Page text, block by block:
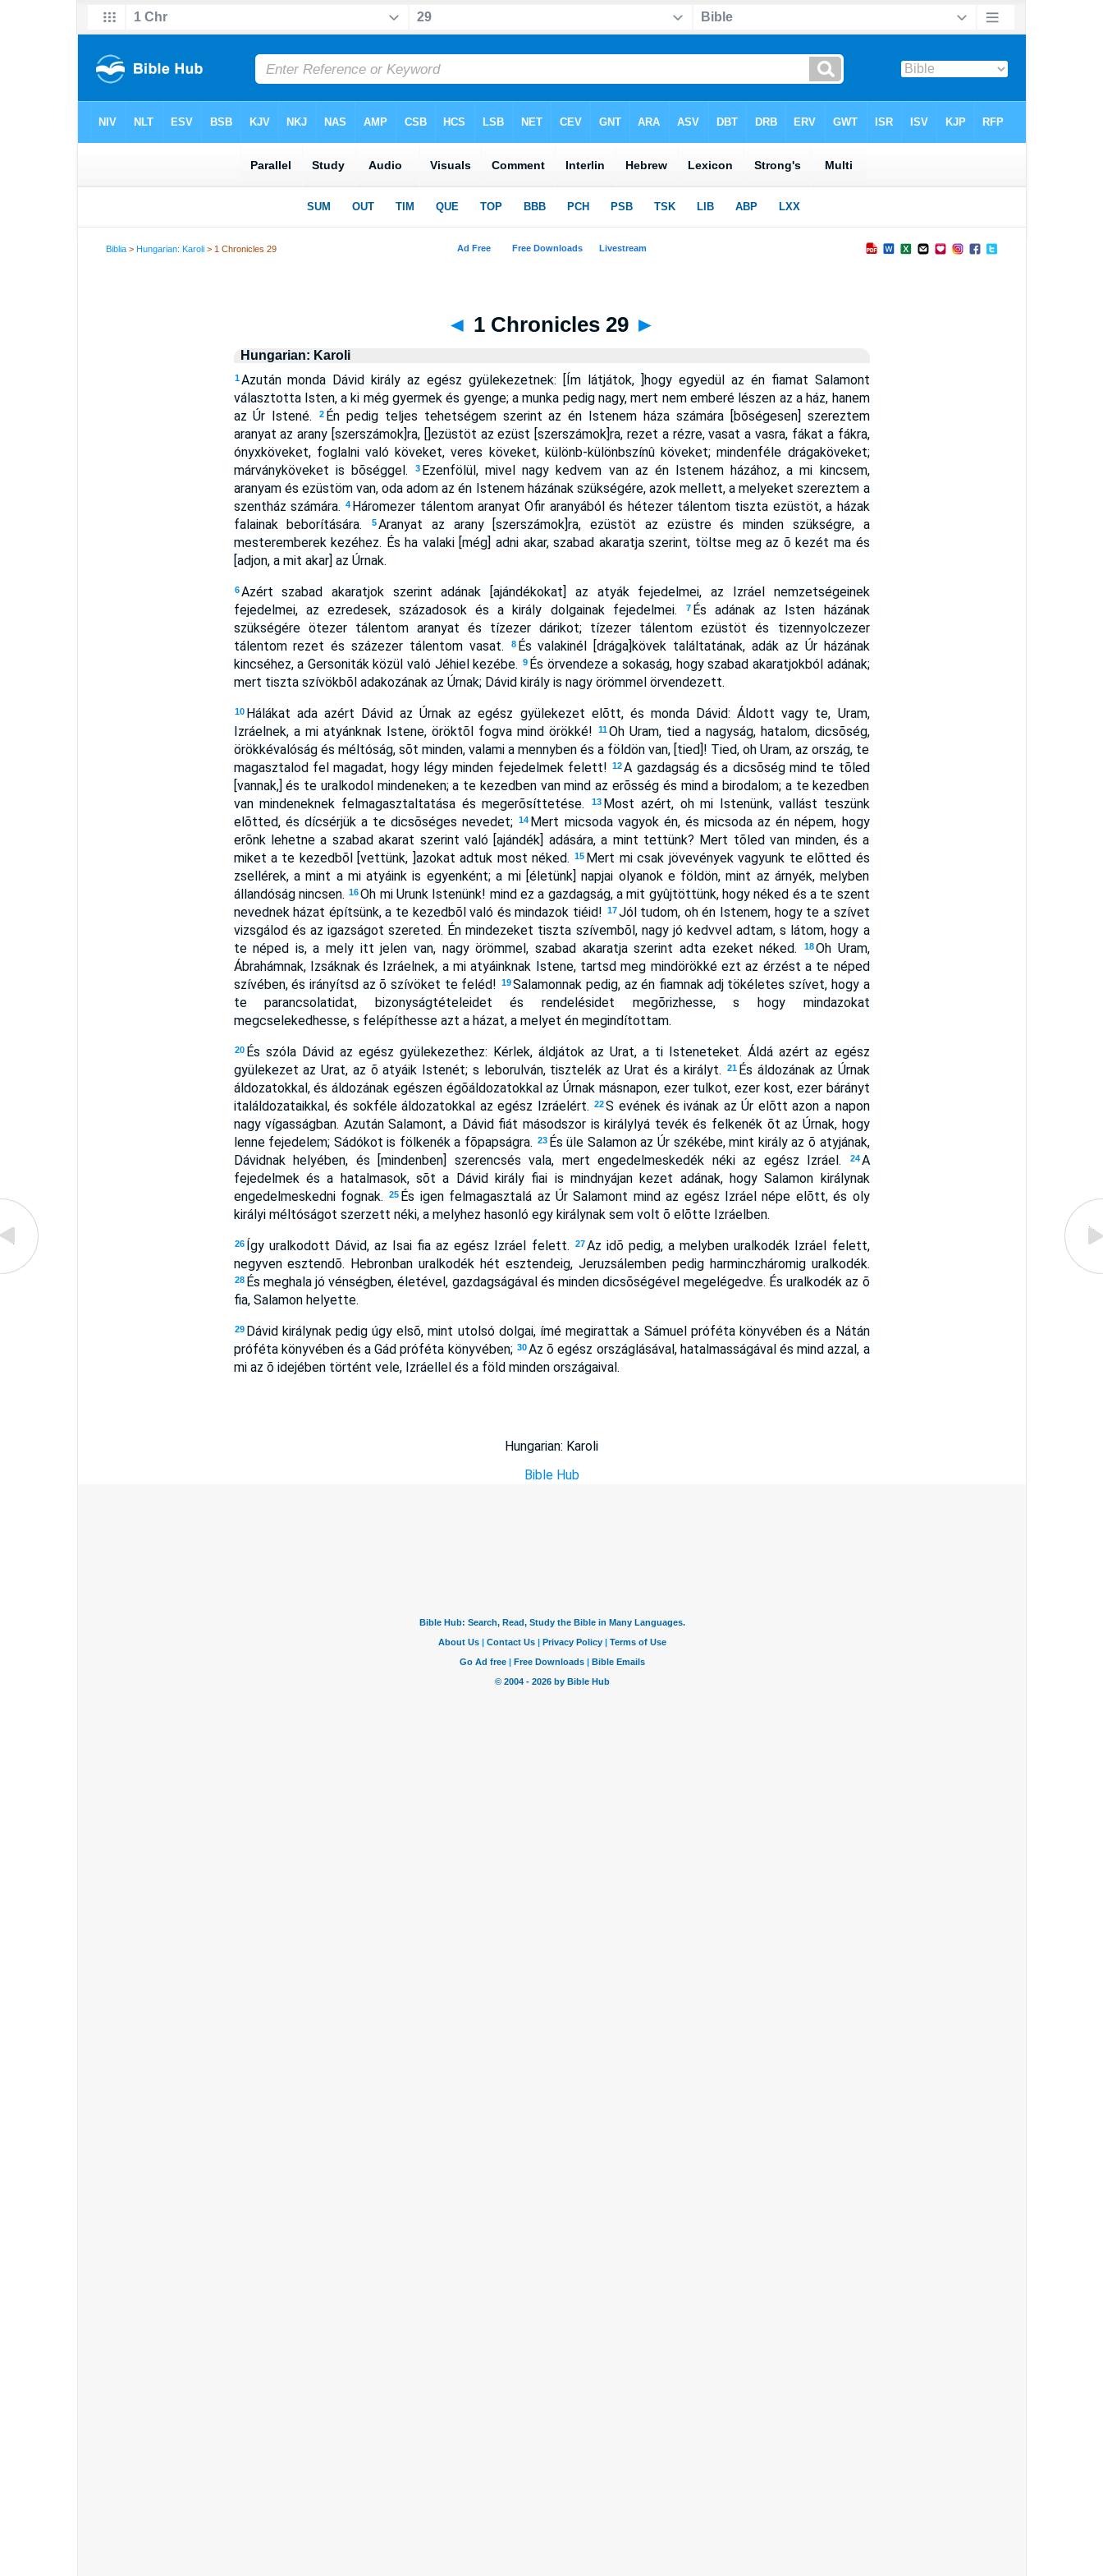
Biblia >Hungarian: Karoli > 1 Chronicles 29
◄ 1 Chronicles 29 ►
Hungarian: Karoli
1 Azután monda Dávid király az egész gyülekezetnek: [Ím látjátok, ]hogy egyedül az én fiamat Salamont
választotta Isten, a ki még gyermek és gyenge; a munka pedig nagy, mert nem emberé lészen az a ház, hanem
az Úr Istené.
2 Én pedig teljes tehetségem szerint az én Istenem háza számára [bõségesen] szereztem
aranyat az arany [szerszámok]ra, []ezüstöt az ezüst [szerszámok]ra, rezet a rézre, vasat a vasra, fákat a fákra,
ónyxköveket, foglalni való köveket, veres köveket, különb-különbszínû köveket; mindenféle drágaköveket;
márványköveket is bõséggel.
3 Ezenfölül, mivel nagy kedvem van az én Istenem házához, a mi kincsem,
aranyam és ezüstöm van, oda adom az én Istenem házának szükségére, azok mellett, a melyeket szereztem a
szentház számára.
4 Háromezer tálentom aranyat Ofir aranyából és hétezer tálentom tiszta ezüstöt, a házak
falainak beborítására.
5Aranyat az arany [szerszámok]ra, ezüstöt az ezüstre és minden szükségre, a
mesteremberek kezéhez. És ha valaki [még] adni akar, szabad akaratja szerint, töltse meg az õ kezét ma és
[adjon, a mit akar] az Úrnak.
6 Azért szabad akaratjok szerint adának [ajándékokat] az atyák fejedelmei, az Izráel nemzetségeinek
fejedelmei, az ezredesek, századosok és a király dolgainak fejedelmei.
7 És adának az Isten házának
szükségére ötezer tálentom aranyat és tízezer dárikot; tízezer tálentom ezüstöt és tizennyolczezer
tálentom rezet és százezer tálentom vasat.
8 És valakinél [drága]kövek találtatának, adák az Úr házának
kincséhez, a Gersoniták közül való Jéhiel kezébe. 9 És örvendeze a sokaság, hogy szabad akaratjokból adának;
mert tiszta szívökbõl adakozának az Úrnak; Dávid király is nagy örömmel örvendezett.
10 Hálákat ada azért Dávid az Úrnak az egész gyülekezet elõtt, és monda Dávid: Áldott vagy te, Uram,
Izráelnek, a mi atyánknak Istene, öröktõl fogva mind örökké!
11 Oh Uram, tied a nagyság, hatalom, dicsõség,
örökkévalóság és méltóság, sõt minden, valami a mennyben és a földön van, [tied]! Tied, oh Uram, az ország, te
magasztalod fel magadat, hogy légy minden fejedelmek felett! 12A gazdagság és a dicsõség mind te tõled
[vannak,] és te uralkodol mindeneken; a te kezedben van mind az erõsség és mind a birodalom; a te kezedben
van mindeneknek felmagasztaltatása és megerõsíttetése.
13 Most azért, oh mi Istenünk, vallást teszünk
elõtted, és dícsérjük a te dicsõséges nevedet;
14 Mert micsoda vagyok én, és micsoda az én népem, hogy
erõnk lehetne a szabad akarat szerint való [ajándék] adására, a mint tettünk? Mert tõled van minden, és a
miket a te kezedbõl [vettünk, ]azokat adtuk most néked.
15 Mert mi csak jövevények vagyunk te elõtted és
zsellérek, a mint a mi atyáink is egyenként; a mi [életünk] napjai olyanok e földön, mint az árnyék, melyben
állandóság nincsen. 16Oh mi Urunk Istenünk! mind ez a gazdagság, a mit gyûjtöttünk, hogy néked és a te szent
nevednek házat építsünk, a te kezedbõl való és mindazok tiéid! 17Jól tudom, oh én Istenem, hogy te a szívet
vizsgálod és az igazságot szereted. Én mindezeket tiszta szívembõl, nagy jó kedvvel adtam, s látom, hogy a
te néped is, a mely itt jelen van, nagy örömmel, szabad akaratja szerint adta ezeket néked.
18Oh Uram,
Ábrahámnak, Izsáknak és Izráelnek, a mi atyáinknak Istene, tartsd meg mindörökké ezt az érzést a te néped
szívében, és irányítsd az õ szívöket te feléd! 19Salamonnak pedig, az én fiamnak adj tökéletes szívet, hogy a
te parancsolatidat, bizonyságtételeidet és rendelésidet megõrizhesse, s hogy mindazokat
megcselekedhesse, s felépíthesse azt a házat, a melyet én megindítottam.
20 És szóla Dávid az egész gyülekezethez: Kérlek, áldjátok az Urat, a ti Isteneteket. Áldá azért az egész
gyülekezet az Urat, az õ atyáik Istenét; s leborulván, tisztelék az Urat és a királyt.
21 És áldozának az Úrnak
áldozatokkal, és áldozának egészen égõáldozatokkal az Úrnak másnapon, ezer tulkot, ezer kost, ezer bárányt
italáldozataikkal, és sokféle áldozatokkal az egész Izráelért.
22 S evének és ivának az Úr elõtt azon a napon
nagy vígasságban. Azután Salamont, a Dávid fiát másodszor is királylyá tevék és felkenék õt az Úrnak, hogy
lenne fejedelem; Sádókot is fölkenék a fõpapságra. 23 És üle Salamon az Úr székébe, mint király az õ atyjának,
Dávidnak helyében, és [mindenben] szerencsés vala, mert engedelmeskedék néki az egész Izráel.
24 A
fejedelmek és a hatalmasok, sõt a Dávid király fiai is mindnyájan kezet adának, hogy Salamon királynak
engedelmeskedni fognak.
25 És igen felmagasztalá az Úr Salamont mind az egész Izráel népe elõtt, és oly
királyi méltóságot szerzett néki, a melyhez hasonló egy királynak sem volt õ elõtte Izráelben.
26 Így uralkodott Dávid, az Isai fia az egész Izráel felett. 27Az idõ pedig, a melyben uralkodék Izráel felett,
negyven esztendõ. Hebronban uralkodék hét esztendeig, Jeruzsálemben pedig harminczháromig uralkodék.
28 És meghala jó vénségben, életével, gazdagságával és minden dicsõségével megelégedve. És uralkodék az õ
fia, Salamon helyette.
29 Dávid királynak pedig úgy elsõ, mint utolsó dolgai, ímé megirattak a Sámuel próféta könyvében és a Nátán
próféta könyvében és a Gád próféta könyvében; 30Az õ egész országlásával, hatalmasságával és mind azzal, a
mi az õ idejében történt vele, Izráellel és a föld minden országaival.
Hungarian: Karoli
Bible Hub